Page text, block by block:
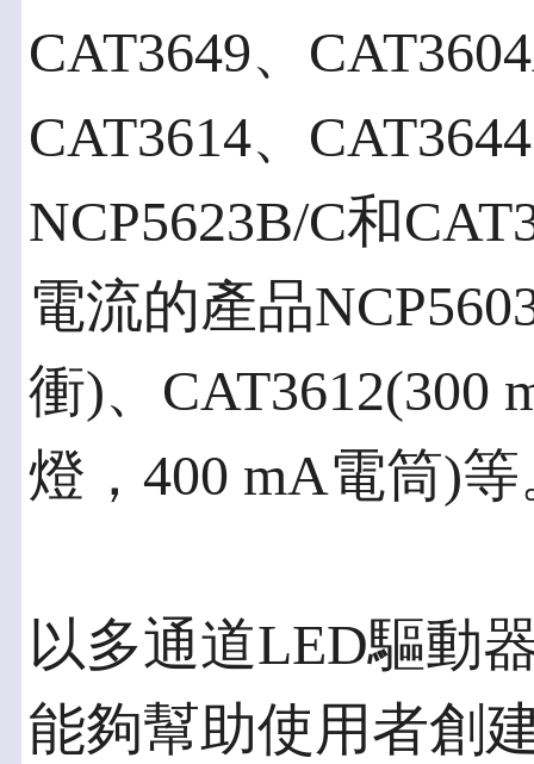
CAT3649、
CAT3614、
NCP5623B/C和
電流的產品
衝)、CAT3612(300
燈，400 mA電筒)等
以多通道LED驅動
能夠幫助使用者創